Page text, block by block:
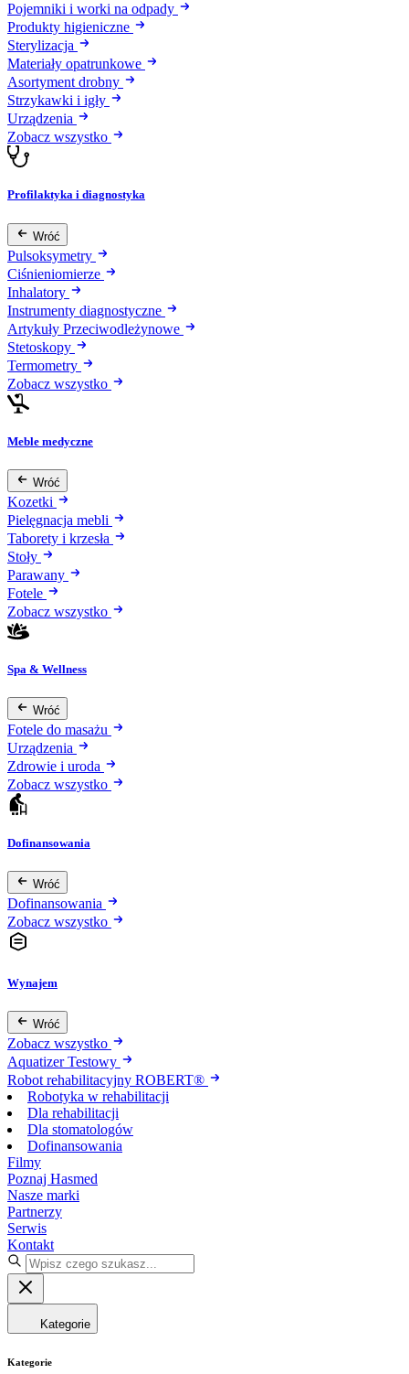
Pojemniki i worki na odpady
Produkty higieniczne
Sterylizacja
Materiały opatrunkowe
Asortyment drobny
Strzykawki i igły
Urządzenia
Zobacz wszystko
Profilaktyka i diagnostyka
Wróć
Pulsoksymetry
Ciśnieniomierze
Inhalatory
Instrumenty diagnostyczne
Artykuły Przeciwodleżynowe
Stetoskopy
Termometry
Zobacz wszystko
Meble medyczne
Wróć
Kozetki
Pielęgnacja mebli
Taborety i krzesła
Stoły
Parawany
Fotele
Zobacz wszystko
Spa & Wellness
Wróć
Fotele do masażu
Urządzenia
Zdrowie i uroda
Zobacz wszystko
Dofinansowania
Wróć
Dofinansowania
Zobacz wszystko
Wynajem
Wróć
Zobacz wszystko
Aquatizer Testowy
Robot rehabilitacyjny ROBERT®
Robotyka w rehabilitacji
Dla rehabilitacji
Dla stomatologów
Dofinansowania
Filmy
Poznaj Hasmed
Nasze marki
Partnerzy
Serwis
Kontakt
Kategorie
Kategorie